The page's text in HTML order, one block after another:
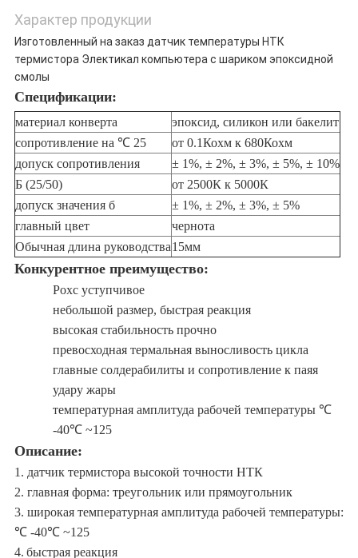
Характер продукции
Изготовленный на заказ датчик температуры НТК
термистора Электикал компьютера с шариком эпоксидной
смолы
Спецификации:
материал конверта
эпоксид, силикон или бакелит
сопротивление на ℃ 25
от 0.1Кохм к 680Кохм
допуск сопротивления
± 1%, ± 2%, ± 3%, ± 5%, ± 10%
Б (25/50)
от 2500К к 5000К
допуск значения б
± 1%, ± 2%, ± 3%, ± 5%
главный цвет
чернота
Обычная длина руководства15мм
Конкурентное преимущество:
Рохс уступчивое
небольшой размер, быстрая реакция
высокая стабильность прочно
превосходная термальная выносливость цикла
главные солдерабилиты и сопротивление к паяя
удару жары
температурная амплитуда рабочей температуры ℃
-40℃ ~125
Описание:
1. датчик термистора высокой точности НТК
2. главная форма: треугольник или прямоугольник
3. широкая температурная амплитуда рабочей температуры:
℃ -40℃ ~125
4. быстрая реакция